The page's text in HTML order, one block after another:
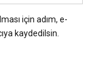
için adım, e-
kaydedilsin.